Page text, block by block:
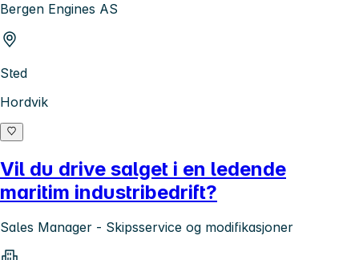
Bergen Engines AS
Sted
Hordvik
Vil du drive salget i en ledende
maritim industribedrift?
Sales Manager - Skipsservice og modifikasjoner